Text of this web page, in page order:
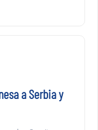
a Serbia y